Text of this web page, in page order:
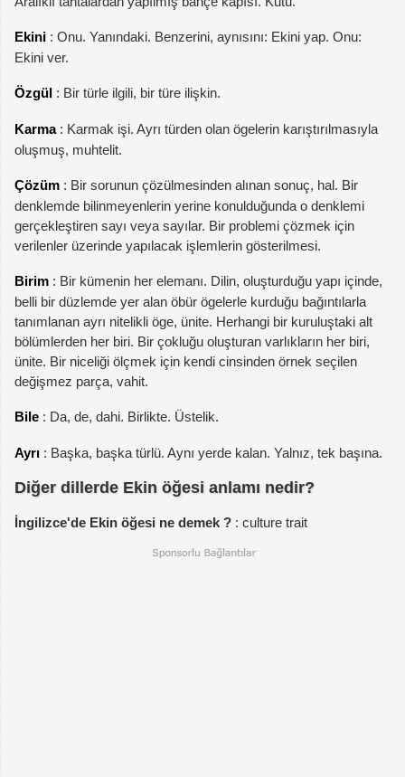
Ekini : Onu. Yanındaki. Benzerini, aynısını: Ekini yap. Onu:
Ekini ver.
Özgül : Bir türle ilgili, bir türe ilişkin.
Karma: Karmak işi. Ayrı türden olan ögelerin karıştırılmasıyla
oluşmuş, muhtelit.
Çözüm : Bir sorunun çözülmesinden alınan sonuç, hal. Bir
denklemde bilinmeyenlerin yerine konulduğunda o denklemi
gerçekleştiren sayı veya sayılar. Bir problemi çözmek için
verilenler üzerinde yapılacak işlemlerin gösterilmesi.
Birim : Bir kümenin her elemanı. Dilin, oluşturduğu yapı içinde,
belli bir düzlemde yer alan öbür ögelerle kurduğu bağıntılarla
tanımlanan ayrı nitelikli öge, ünite. Herhangi bir kuruluştaki alt
bölümlerden her biri. Bir çokluğu oluşturan varlıkların her biri,
ünite. Bir niceliği ölçmek için kendi cinsinden örnek seçilen
değişmez parça, vahit.
Bile : Da, de, dahi. Birlikte. Üstelik.
Ayrı : Başka, başka türlü. Aynı yerde kalan. Yalnız, tek başına.
Diğer dillerde Ekin öğesi anlamı nedir?
İngilizce'de Ekin öğesi ne demek ? : culture trait